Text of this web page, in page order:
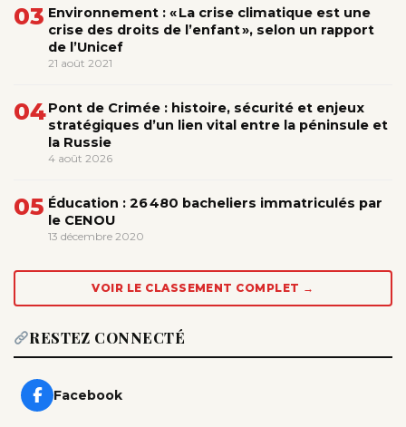
03 Environnement : « La crise climatique est une
crise des droits de l’enfant », selon un rapport
de l’Unicef
21 août 2021
04Pont de Crimée : histoire, sécurité et enjeux
stratégiques d’un lien vital entre la péninsule et
la Russie
4 août 2026
05 Éducation : 26 480 bacheliers immatriculés par
le CENOU
13 décembre 2020
VOIR LE CLASSEMENT COMPLET →
RESTEZ CONNECTÉ
Facebook